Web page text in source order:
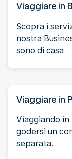
Viaggiare in
Scopra i
nostra
sono di casa.
Viaggiare in
Viaggiando in
godersi un
separata.